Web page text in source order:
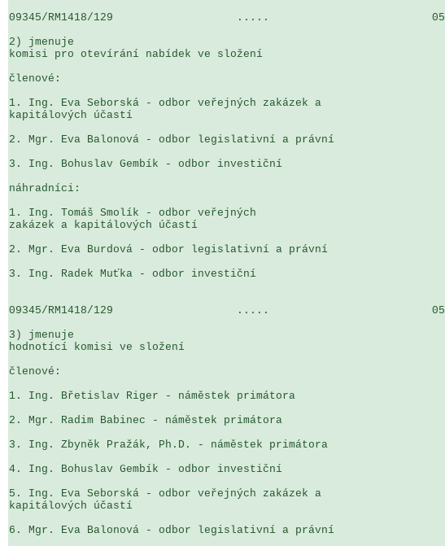
09345/RM1418/129                   .....                         05
2) jmenuje
komisi pro otevírání nabídek ve složení
členové:
1. Ing. Eva Seborská - odbor veřejných zakázek a
kapitálových účastí
2. Mgr. Eva Balonová - odbor legislativní a právní
3. Ing. Bohuslav Gembík - odbor investiční
náhradníci:
1. Ing. Tomáš Smolík - odbor veřejných
zakázek a kapitálových účastí
2. Mgr. Eva Burdová - odbor legislativní a právní
3. Ing. Radek Muťka - odbor investiční
09345/RM1418/129                   .....                         05
3) jmenuje
hodnotící komisi ve složení
členové:
1. Ing. Břetislav Riger - náměstek primátora
2. Mgr. Radim Babinec - náměstek primátora
3. Ing. Zbyněk Pražák, Ph.D. - náměstek primátora
4. Ing. Bohuslav Gembík - odbor investiční
5. Ing. Eva Seborská - odbor veřejných zakázek a
kapitálových účastí
6. Mgr. Eva Balonová - odbor legislativní a právní